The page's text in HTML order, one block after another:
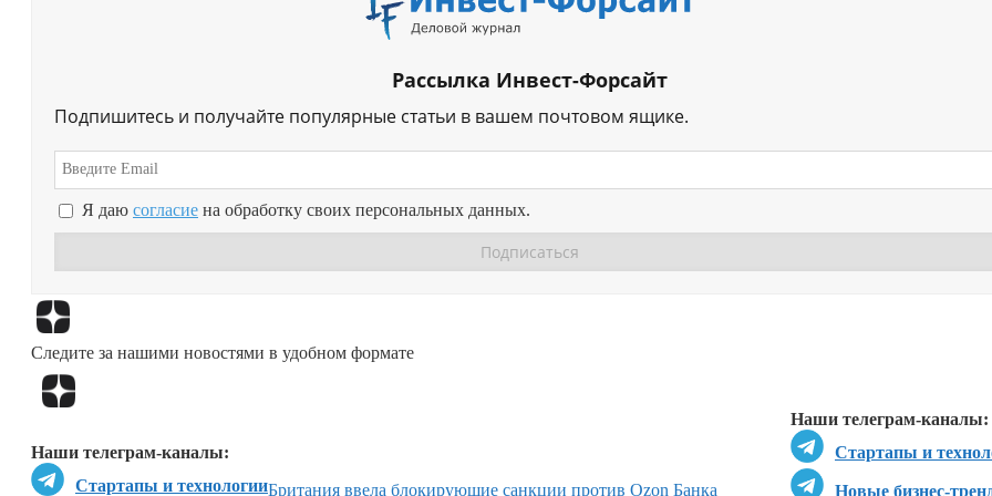
Рассылка Инвест-Форсайт
Подпишитесь и получайте популярные статьи в вашем почтовом ящике.
Я даю согласие на обработку своих персональных данных.
Следите за нашими новостями в удобном формате
Наши телеграм-каналы:
Стартапы и
Новые бизнес-
Наши телеграм-каналы:
Стартапы и технологииБритания ввела блокирующие санкции против Ozon Банка